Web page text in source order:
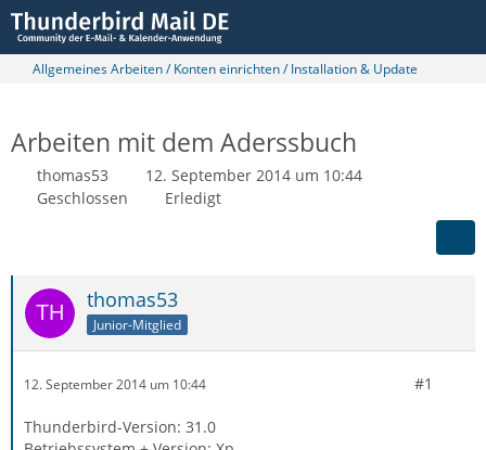
Allgemeines Arbeiten / Konten einrichten / Installation & Update
Arbeiten mit dem Aderssbuch
thomas53
12. September 2014 um 10:44
Geschlossen
Erledigt
thomas53
Junior-Mitglied
12. September 2014 um 10:44 #1
Thunderbird-Version: 31.0